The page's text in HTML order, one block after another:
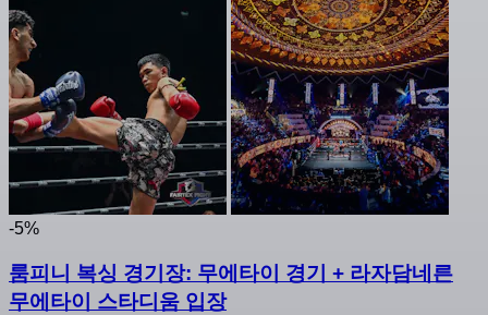
-5%
룸피니 복싱 경기장: 무에타이 경기 + 라자담네른
무에타이 스타디움 입장